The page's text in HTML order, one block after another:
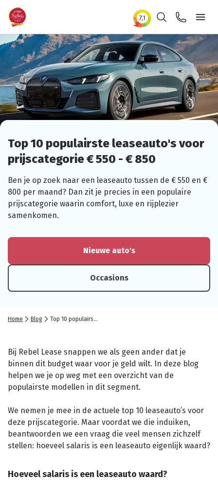
ZoekenContact
Top 10 populairste leaseauto's voor
prijscategorie€ 550 - € 850
Ben je op zoek naar een leaseauto tussen de € 550 en €
800 per maand? Dan zit je precies in een populaire
prijscategorie waarin comfort, luxe en rijplezier
samenkomen.
Nieuwe auto's
Occasions
Home Blog Top 10 populairste leaseauto's voor prijscategorie € 550 - € 850
Bij Rebel Lease snappen we als geen ander dat je
binnen dit budget waar voor je geld wilt. In deze blog
helpen we je op weg met een overzicht van de
populairste modellen in dit segment.
We nemen je mee in de actuele top 10 leaseauto’s voor
deze prijscategorie. Maar voordat we die induiken,
beantwoorden we een vraag die veel mensen zichzelf
stellen: hoeveel salaris is een leaseauto eigenlijk waard?
Hoeveel salaris is een leaseauto waard?